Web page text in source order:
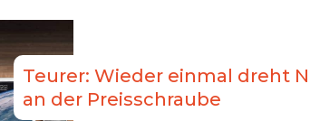
Teurer: Wieder einmal dreht
an der Preisschraube